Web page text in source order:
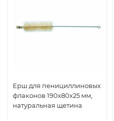
Ерш для пенициллиновых
флаконов 190х80х25 мм,
натуральная щетина